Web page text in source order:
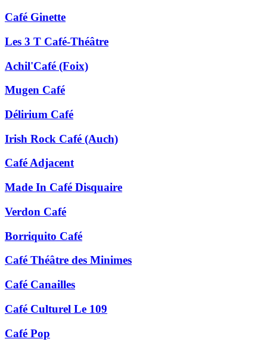
Café Ginette
Les 3 T Café-Théâtre
Achil'Café (Foix)
Mugen Café
Délirium Café
Irish Rock Café (Auch)
Café Adjacent
Made In Café Disquaire
Verdon Café
Borriquito Café
Café Théâtre des Minimes
Café Canailles
Café Culturel Le 109
Café Pop